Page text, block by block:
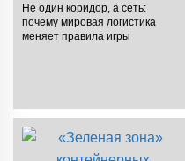
Не один коридор, а сеть:
почему мировая логистика
меняет правила игры